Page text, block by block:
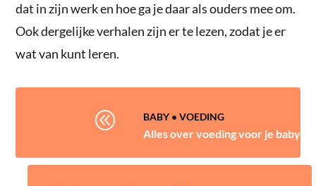
dat in zijn werk en hoe ga je daar als ouders mee om.
Ook dergelijke verhalen zijn er te lezen, zodat je er
wat van kunt leren.
@ BABY• VOEDING
Alles over voeding voor je baby